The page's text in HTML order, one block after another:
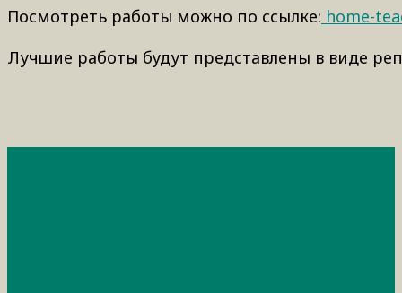
Посмотреть работы можно по ссылке: home-
Лучшие работы будут представлены в виде